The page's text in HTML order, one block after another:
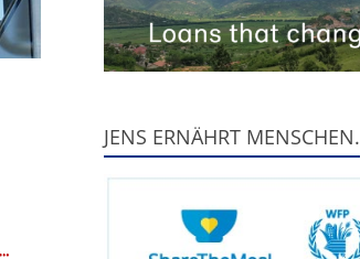
JENS ERNÄHRT MENSCHEN.